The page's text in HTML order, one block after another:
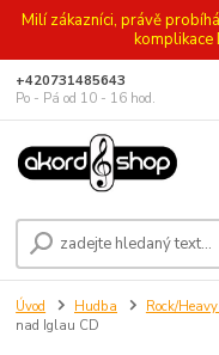
Milí zákazníci, právě
komplikace
+420731485643
Po - Pá od 10 - 16 hod.
Úvod Hudba Rock/
nad Iglau CD